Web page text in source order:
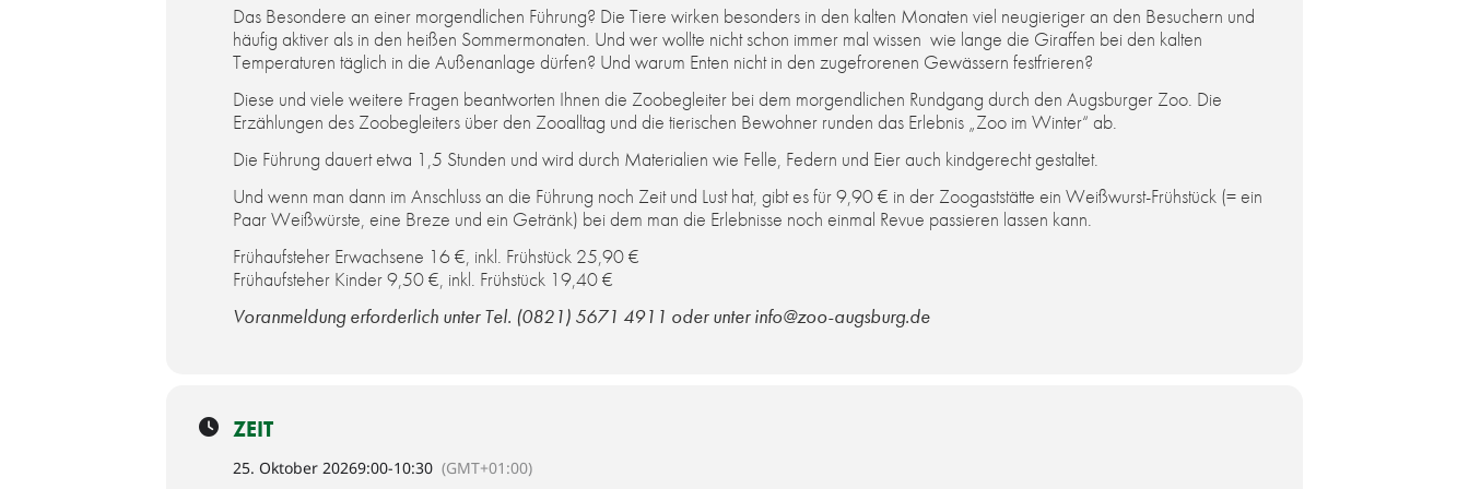
Das Besondere an einer morgendlichen Führung? Die Tiere wirken besonders in den kalten Monaten viel neugieriger an den Besuchern und
häufig aktiver als in den heißen Sommermonaten. Und wer wollte nicht schon immer mal wissen wie lange die Giraffen bei den kalten
Temperaturen täglich in die Außenanlage dürfen? Und warum Enten nicht in den zugefrorenen Gewässern festfrieren?
Diese und viele weitere Fragen beantworten Ihnen die Zoobegleiter bei dem morgendlichen Rundgang durch den Augsburger Zoo. Die
Erzählungen des Zoobegleiters über den Zooalltag und die tierischen Bewohner runden das Erlebnis „Zoo im Winter“ ab.
Die Führung dauert etwa 1,5 Stunden und wird durch Materialien wie Felle, Federn und Eier auch kindgerecht gestaltet.
Und wenn man dann im Anschluss an die Führung noch Zeit und Lust hat, gibt es für 9,90 € in der Zoogaststätte ein Weißwurst-Frühstück (= ein
Paar Weißwürste, eine Breze und ein Getränk) bei dem man die Erlebnisse noch einmal Revue passieren lassen kann.
Frühaufsteher Erwachsene 16 €, inkl. Frühstück 25,90 €
Frühaufsteher Kinder 9,50 €, inkl. Frühstück 19,40 €
Voranmeldung erforderlich unter Tel. (0821) 5671 4911 oder unter info@zoo-augsburg.de
ZEIT
25. Oktober 20269:00-10:30 (GMT+01:00)